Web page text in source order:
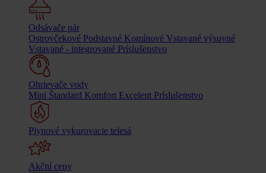
Odsávače pár
Ostrovčekové Podstavné Komínové Vstavané výsuvné
Vstavané - integrované Príslušenstvo
Ohrievače vody
Mini Štandard Komfort Excelent Príslušenstvo
Plynové vykurovacie telesá
Akční ceny